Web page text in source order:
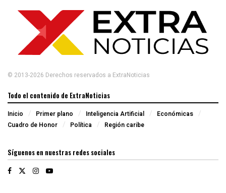
© 2013-2026 Derechos reservados a ExtraNoticias
Todo el contenido de ExtraNoticias
Inicio Primer plano Inteligencia Artificial
Económicas
Cuadro de Honor
Política Región caribe
Síguenos en nuestras redes sociales